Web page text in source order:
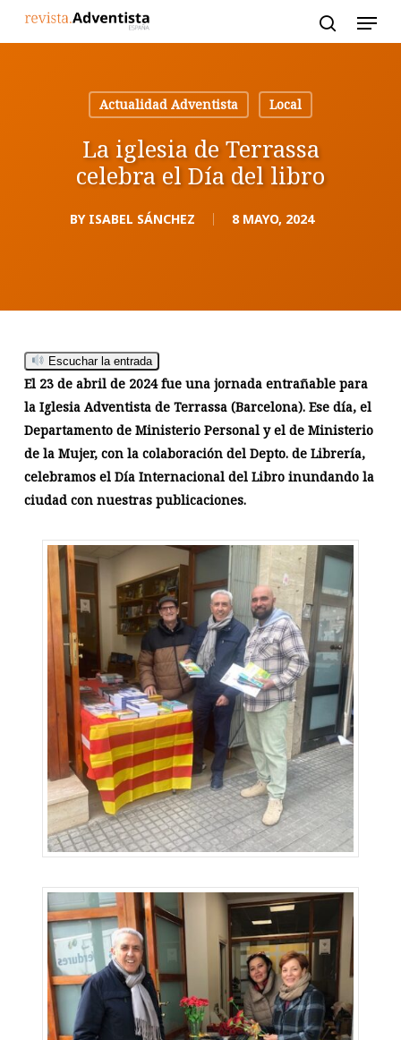
Actualidad Adventista
Local
La iglesia de Terrassa
celebra el Día del libro
BY ISABEL SÁNCHEZ 8 MAYO, 2024
Escuchar la entrada
El 23 de abril de 2024 fue una jornada entrañable para
la Iglesia Adventista de Terrassa (Barcelona). Ese día, el
Departamento de Ministerio Personal y el de Ministerio
de la Mujer, con la colaboración del Depto. de Librería,
celebramos el Día Internacional del Libro inundando la
ciudad con nuestras publicaciones.